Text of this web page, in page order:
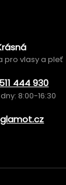
pro vlasy a pleť
444 930
8:00-16:30